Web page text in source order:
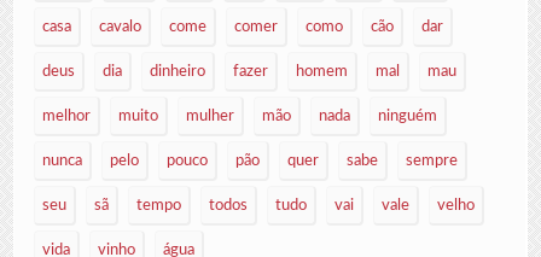
casa cavalo come comer como cão dar
deus dia dinheiro fazer homem mal mau
melhor muito mulher mão nada ninguém
nunca pelo pouco pão quer sabe sempre
seu sã tempo todos tudo vai vale velho
vida vinho água